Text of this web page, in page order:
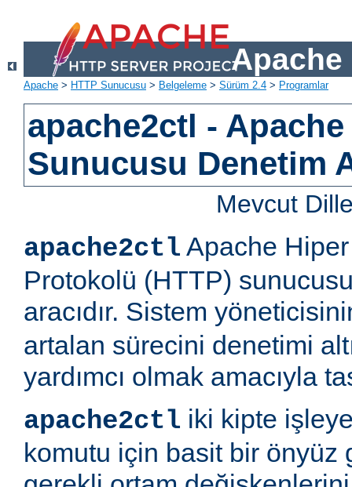
Apache
Apache > HTTP Sunucusu > Belgeleme > Sürüm 2.4 > Programlar
apache2ctl - Apache
Sunucusu Denetim
Mevcut
apache2ctl Apache
Protokolü (HTTP)
aracıdır. Sistem
artalan sürecini denetimi
yardımcı olmak amacıyla
apache2ctl iki kipte
komutu için basit bir önyüz